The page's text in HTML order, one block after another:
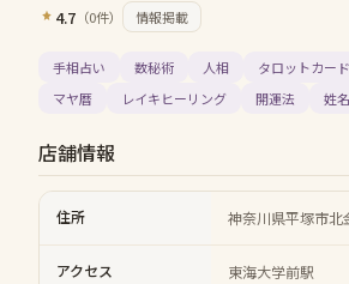
4.7 （0件） 情報掲載
手相占い 数秘術 人相 タロットカード
マヤ暦
レイキヒーリング 開運法 姓
店舗情報
住所 神奈川県平塚市北
アクセス 東海大学前駅